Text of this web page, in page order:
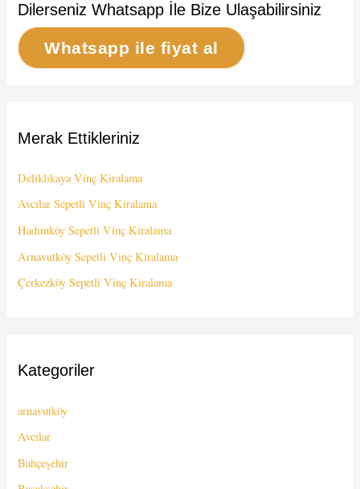
Dilerseniz Whatsapp İle Bize Ulaşabilirsiniz
Whatsapp ile fiyat al
Merak Ettikleriniz
Deliklikaya Vinç Kiralama
Avcılar Sepetli Vinç Kiralama
Hadımköy Sepetli Vinç Kiralama
Arnavutköy Sepetli Vinç Kiralama
Çerkezköy Sepetli Vinç Kiralama
Kategoriler
arnavutköy
Avcılar
Bahçeşehir